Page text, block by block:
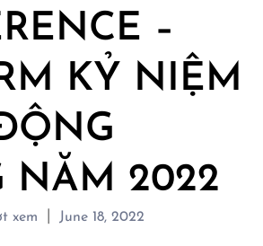
–
KỶ NIỆM
NĂM 2022
xem June 18, 2022